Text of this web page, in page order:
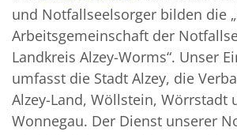
und Notfallseelsorger bilden die
Arbeitsgemeinschaft der
Landkreis Alzey-Worms“. Unser
umfasst die Stadt Alzey, die
Alzey-Land, Wöllstein, Wörrstadt
Wonnegau. Der Dienst unserer